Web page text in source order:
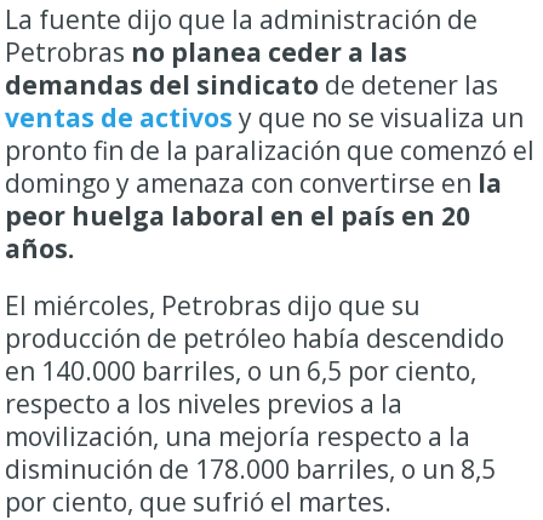
La fuente dijo que la administración de
Petrobras no planea ceder a las
demandas del sindicato de detener las
ventas de activos y que no se visualiza un
pronto fin de la paralización que comenzó el
domingo y amenaza con convertirse en la
peor huelga laboral en el país en 20
años.
El miércoles, Petrobras dijo que su
producción de petróleo había descendido
en 140.000 barriles, o un 6,5 por ciento,
respecto a los niveles previos a la
movilización, una mejoría respecto a la
disminución de 178.000 barriles, o un 8,5
por ciento, que sufrió el martes.